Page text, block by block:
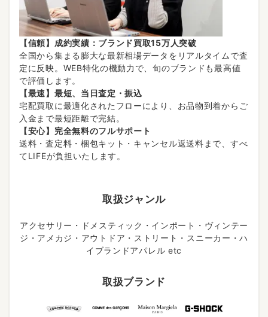
【信頼】成約実績：ブランド買取15万人突破
全国から集まる膨大な最新相場データをリアルタイムで査
定に反映。WEB特化の機動力で、旬のブランドも最高値
で評価します。
【最速】最短、当日査定・振込
宅配買取に最適化されたフローにより、お品物到着からご
入金まで最短距離で完結。
【安心】完全無料のフルサポート
送料・査定料・梱包キット・キャンセル返送料まで、すべ
てLIFEが負担いたします。
取扱ジャンル
アクセサリー・ドメスティック・インポート・ヴィンテー
ジ・アメカジ・アウトドア・ストリート・スニーカー・ハ
イブランドアパレル etc
取扱ブランド